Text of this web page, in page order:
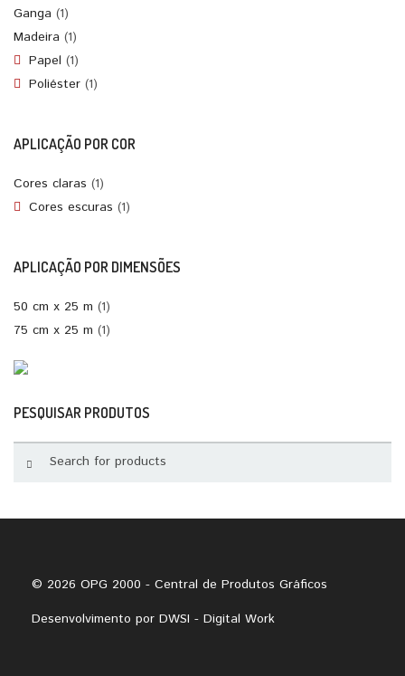
Ganga (1)
Madeira (1)
Papel (1)
Poliéster (1)
APLICAÇÃO POR COR
Cores claras (1)
Cores escuras (1)
APLICAÇÃO POR DIMENSÕES
50 cm x 25 m (1)
75 cm x 25 m (1)
PESQUISAR PRODUTOS
© 2026 OPG 2000 - Central de Produtos Gráficos
Desenvolvimento por DWSI - Digital Work